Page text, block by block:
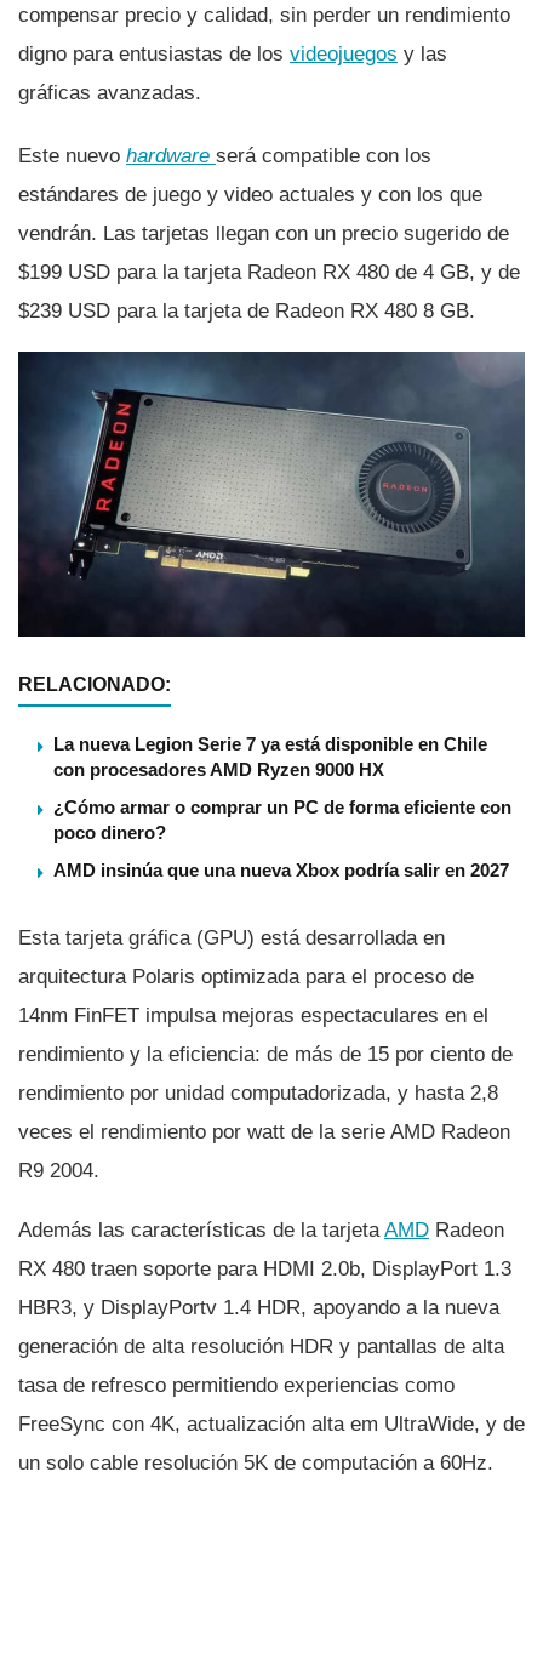
compensar precio y calidad, sin perder un rendimiento
digno para entusiastas de los videojuegos y las
gráficas avanzadas.
Este nuevo hardware será compatible con los
estándares de juego y video actuales y con los que
vendrán. Las tarjetas llegan con un precio sugerido de
$199 USD para la tarjeta Radeon RX 480 de 4 GB, y de
$239 USD para la tarjeta de Radeon RX 480 8 GB.
RELACIONADO:
La nueva Legion Serie 7 ya está disponible en Chile
con procesadores AMD Ryzen 9000 HX
¿Cómo armar o comprar un PC de forma eficiente con
poco dinero?
AMD insinúa que una nueva Xbox podría salir en 2027
Esta tarjeta gráfica (GPU) está desarrollada en
arquitectura Polaris optimizada para el proceso de
14nm FinFET impulsa mejoras espectaculares en el
rendimiento y la eficiencia: de más de 15 por ciento de
rendimiento por unidad computadorizada, y hasta 2,8
veces el rendimiento por watt de la serie AMD Radeon
R9 2004.
Además las caracterí­sticas de la tarjeta AMD Radeon
RX 480 traen soporte para HDMI 2.0b, DisplayPort 1.3
HBR3, y DisplayPortv 1.4 HDR, apoyando a la nueva
generación de alta resolución HDR y pantallas de alta
tasa de refresco permitiendo experiencias como
FreeSync con 4K, actualización alta em UltraWide, y de
un solo cable resolución 5K de computación a 60Hz.